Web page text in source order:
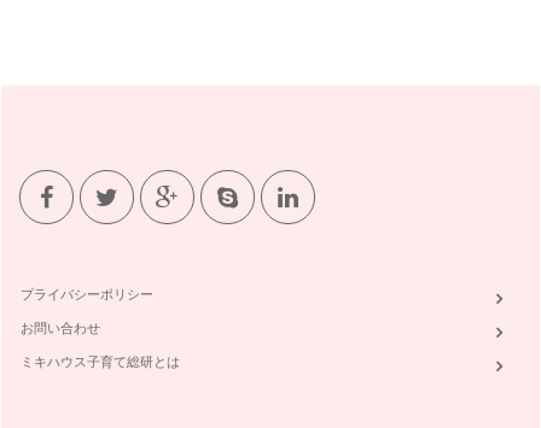
プライバシーポリシー
お問い合わせ
ミキハウス子育て総研とは